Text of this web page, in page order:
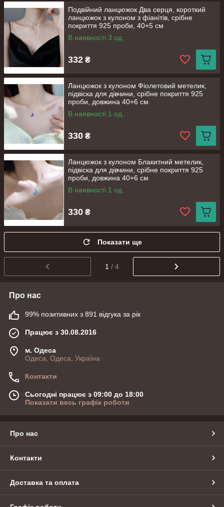
Подвійний ланцюжок Два серця, короткий
ланцюжок з кулоном з фіанітів, срібне
покриття 925 проби, 40+5 см
В наявності 3 од.
332 ₴
Ланцюжок з кулоном Фіолетовий метелик,
підвіска для дівчини, срібне покриття 925
проби, довжина 40+6 см
В наявності 1 од.
330 ₴
Ланцюжок з кулоном Блакитний метелик,
підвіска для дівчини, срібне покриття 925
проби, довжина 40+6 см
В наявності 1 од.
330 ₴
Показати ще
1 / 4
Про нас
99% позитивних з 891 відгука за рік
Працює з 30.08.2016
м. Одеса
Одеса, Одеса, Україна
Контакти
Сьогодні працює з 09:00 до 18:00
Показати весь графік роботи
Про нас
Контакти
Доставка та оплата